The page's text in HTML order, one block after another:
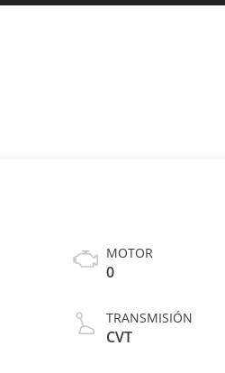
MOTOR
0
TRANSMISIÓN
CVT